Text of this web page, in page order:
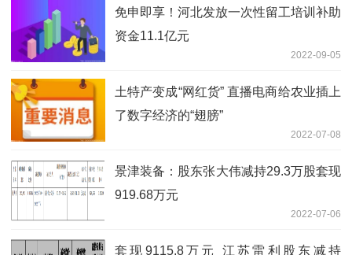
免申即享！河北发放一次性留工培训补助
资金11.1亿元
2022-09-05
土特产变成“网红货” 直播电商给农业插上
了数字经济的“翅膀”
2022-07-08
景津装备：股东张大伟减持29.3万股套现
919.68万元
2022-07-06
套现9115.8万元 江苏雷利股东减持